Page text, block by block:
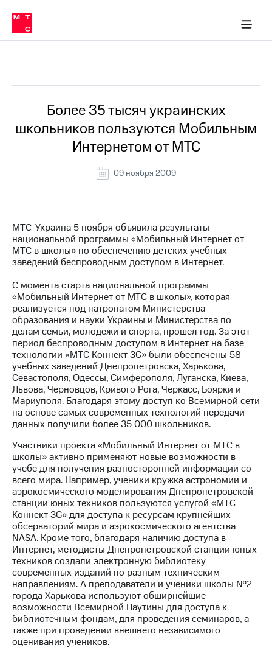
Медиа-центр
и акционерам
Устойчивое развитие
Комплаенс и деловая этика
компании
Карьера
История
компании
Руководство
информация
Контакты
Медиа-центр
Пресс-
релизы
МТС
о технологиях
Достижения
Интервью
Финансовая
отчетность
Контакты
Новости
в
регионе
и акционерам
Корпоративное
управление
Корпоративный
секретарь
Раскрытие
информации
Информация
акционерам
Документы
ПАО
"МТС"
Собрания
акционеров
в МТС
Пресс-
релизы
о технологиях
Более 35 тысяч украинских
школьников пользуются Мобильным
Интернетом от МТС
09 ноября 2009
МТС-Украина 5 ноября объявила результаты
национальной программы «Мобильный Интернет от
МТС в школы» по обеспечению детских учебных
заведений беспроводным доступом в Интернет.
С момента старта национальной программы
«Мобильный Интернет от МТС в школы», которая
реализуется под патронатом Министерства
образования и науки Украины и Министерства по
делам семьи, молодежи и спорта, прошел год. За этот
период беспроводным доступом в Интернет на базе
технологии «МТС Коннект 3G» были обеспечены 58
учебных заведений Днепропетровска, Харькова,
Севастополя, Одессы, Симферополя, Луганска, Киева,
Львова, Черновцов, Кривого Рога, Черкасс, Боярки и
Мариуполя. Благодаря этому доступ ко Всемирной сети
на основе самых современных технологий передачи
данных получили более 35 000 школьников.
Участники проекта «Мобильный Интернет от МТС в
школы» активно применяют новые возможности в
учебе для получения разносторонней информации со
всего мира. Например, ученики кружка астрономии и
аэрокосмического моделирования Днепропетровской
станции юных техников пользуются услугой «МТС
Коннект 3G» для доступа к ресурсам крупнейших
обсерваторий мира и аэрокосмического агентства
NASA. Кроме того, благодаря наличию доступа в
Интернет, методисты Днепропетровской станции юных
техников создали электронную библиотеку
современных изданий по разным техническим
направлениям. А преподаватели и ученики школы №2
города Харькова используют обширнейшие
возможности Всемирной Паутины для доступа к
библиотечным фондам, для проведения семинаров, а
также при проведении внешнего независимого
оценивания учеников.